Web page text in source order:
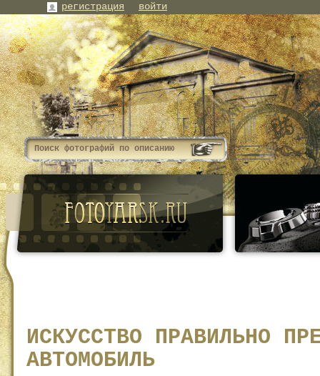
ИСКУССТВО ПРАВИЛЬНО
АВТОМОБИЛЬ
регистрация войти